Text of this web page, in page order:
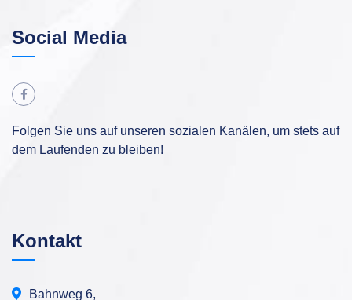
Social Media
Folgen Sie uns auf unseren sozialen Kanälen, um stets auf
dem Laufenden zu bleiben!
Kontakt
Bahnweg 6,